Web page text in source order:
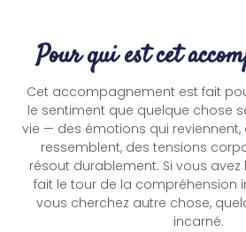
Pour qui est cet
Cet accompagnement est fait
le sentiment que quelque chose
vie — des émotions qui
ressemblent, des tensions
résout durablement. Si vous avez
fait le tour de la compréhension
vous cherchez autre chose,
incarné.